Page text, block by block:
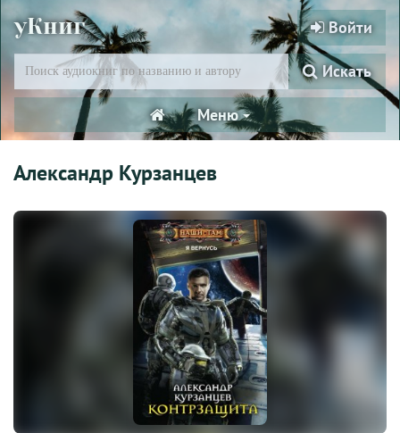
уКниг Войти
Искать
Меню
Александр Курзанцев